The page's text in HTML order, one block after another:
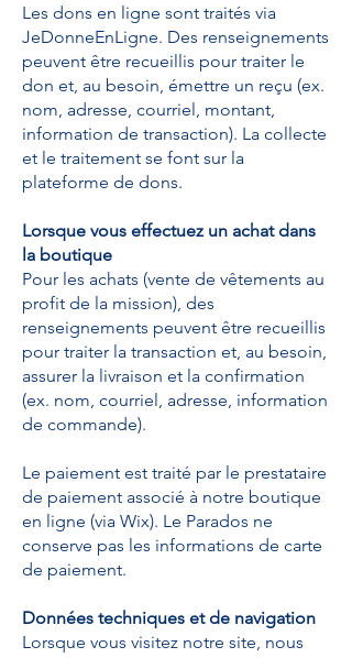
Les dons en ligne sont traités via
JeDonneEnLigne. Des renseignements
peuvent être recueillis pour traiter le
don et, au besoin, émettre un reçu (ex.
nom, adresse, courriel, montant,
information de transaction). La collecte
et le traitement se font sur la
plateforme de dons.
Lorsque vous effectuez un achat dans
la boutique
Pour les achats (vente de vêtements au
profit de la mission), des
renseignements peuvent être recueillis
pour traiter la transaction et, au besoin,
assurer la livraison et la confirmation
(ex. nom, courriel, adresse, information
de commande).
Le paiement est traité par le prestataire
de paiement associé à notre boutique
en ligne (via Wix). Le Parados ne
conserve pas les informations de carte
de paiement.
Données techniques et de navigation
Lorsque vous visitez notre site, nous